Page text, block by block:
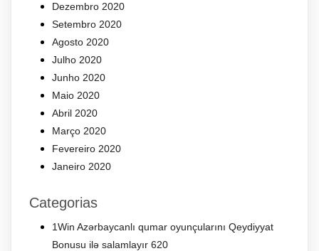
Dezembro 2020
Setembro 2020
Agosto 2020
Julho 2020
Junho 2020
Maio 2020
Abril 2020
Março 2020
Fevereiro 2020
Janeiro 2020
Categorias
1Win Azərbaycanlı qumar oyunçularını Qeydiyyat
Bonusu ilə salamlayır 620